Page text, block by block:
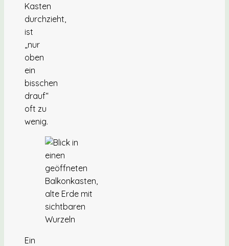
Kasten
durchzieht,
ist
„nur
oben
ein
bisschen
drauf“
oft zu
wenig.
Ein